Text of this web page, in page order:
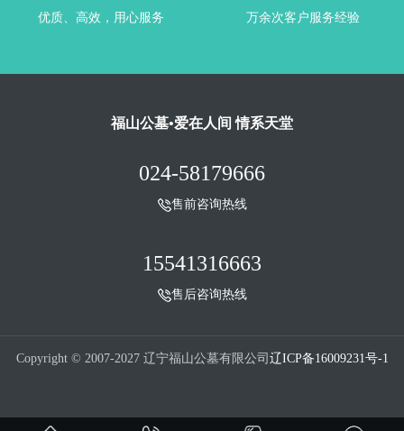
优质、高效，用心服务 万余次客户服务经验
福山公墓•爱在人间 情系天堂
024-58179666
售前咨询热线
15541316663
售后咨询热线
Copyright © 2007-2027 辽宁福山公墓有限公司 辽ICP备16009231号-1